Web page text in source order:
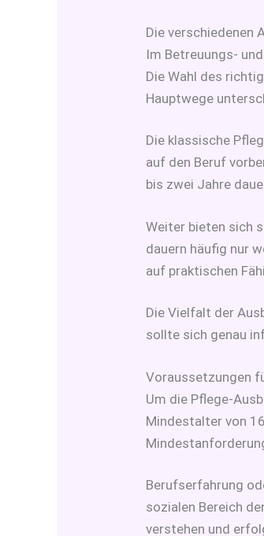
Die verschiedenen
Im Betreuungs-
Die Wahl des
Hauptwege
Die klassische
auf den Beruf
bis zwei Jahre
Weiter bieten sich
dauern häufig nur
auf praktischen
Die Vielfalt der
sollte sich genau
Voraussetzungen
Um die Pflege-
Mindestalter von
Berufserfahrung
sozialen Bereich
verstehen und